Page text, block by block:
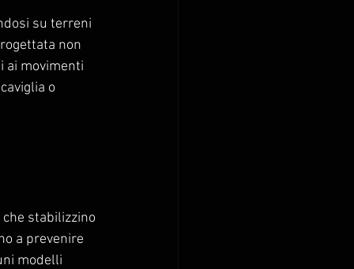
su terreni
non
ai movimenti
o
stabilizzino
a prevenire
modelli